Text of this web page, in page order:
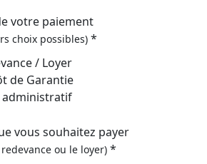
votre paiement
choix possibles) *
/ Loyer
de Garantie
administratif
vous souhaitez payer
ou le loyer) *